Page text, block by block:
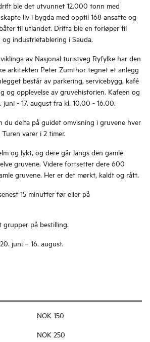
ble det utvunnet 12.000 tonn med
liv i bygda med opptil 168 ansatte og
til utlandet. Drifta ble en forløper til
industrietablering i Sauda.
av Nasjonal turistveg Ryfylke har den
arkitekten Peter Zumthor tegnet et anlegg
består av parkering, servicebygg, kafé
og opplevelse av gruvehistorien. Kafeen og
juni - 17. august fra kl. 10.00 - 16.00.
du delta på guidet omvisning i gruvene hver
varer i 2 timer.
og lykt, og dere går langs den gamle
gruvene. Videre fortsetter dere 600
gruvene. Her er det mørkt, kaldt og rått.
15 minutter før eller på
grupper på bestilling.
juni – 16. august.
NOK 150
NOK 250